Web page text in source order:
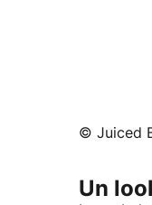
© Juiced
Un